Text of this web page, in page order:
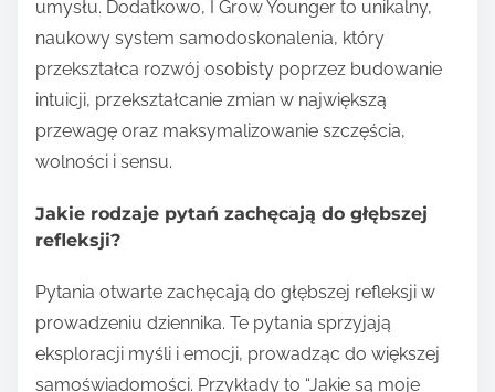
umysłu. Dodatkowo, I Grow Younger to unikalny,
naukowy system samodoskonalenia, który
przekształca rozwój osobisty poprzez budowanie
intuicji, przekształcanie zmian w największą
przewagę oraz maksymalizowanie szczęścia,
wolności i sensu.
Jakie rodzaje pytań zachęcają do głębszej
refleksji?
Pytania otwarte zachęcają do głębszej refleksji w
prowadzeniu dziennika. Te pytania sprzyjają
eksploracji myśli i emocji, prowadząc do większej
samoświadomości. Przykłady to “Jakie są moje